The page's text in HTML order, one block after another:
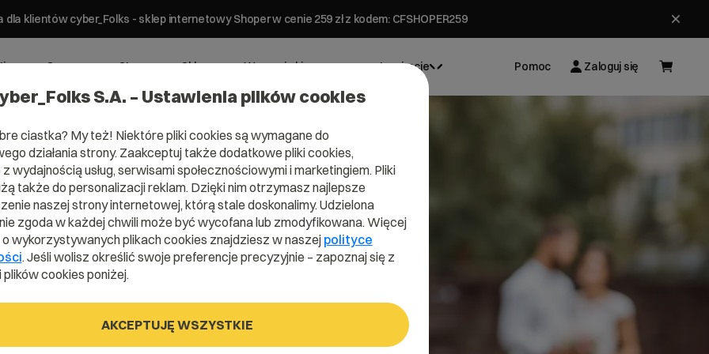
klientów cyber_Folks - sklep internetowy Shoper w cenie 259 zł z kodem: CFSHOPER259
Serwery Strony Sklepy Wsparcie biznesowe Inspiracje Pomoc Zaloguj się
S.A. – Ustawienia plików cookies
ciastka? My też! Niektóre pliki cookies są wymagane do
działania strony. Zaakceptuj także dodatkowe pliki cookies,
wydajnością usług, serwisami społecznościowymi i marketingiem. Pliki
także do personalizacji reklam. Dzięki nim otrzymasz najlepsze
naszej strony internetowej, którą stale doskonalimy. Udzielona
zgoda w każdej chwili może być wycofana lub zmodyfikowana. Więcej
wykorzystywanych plikach cookies znajdziesz w naszej polityce
. Jeśli wolisz określić swoje preferencje precyzyjnie – zapoznaj się z
cookies poniżej.
AKCEPTUJĘ WSZYSTKIE